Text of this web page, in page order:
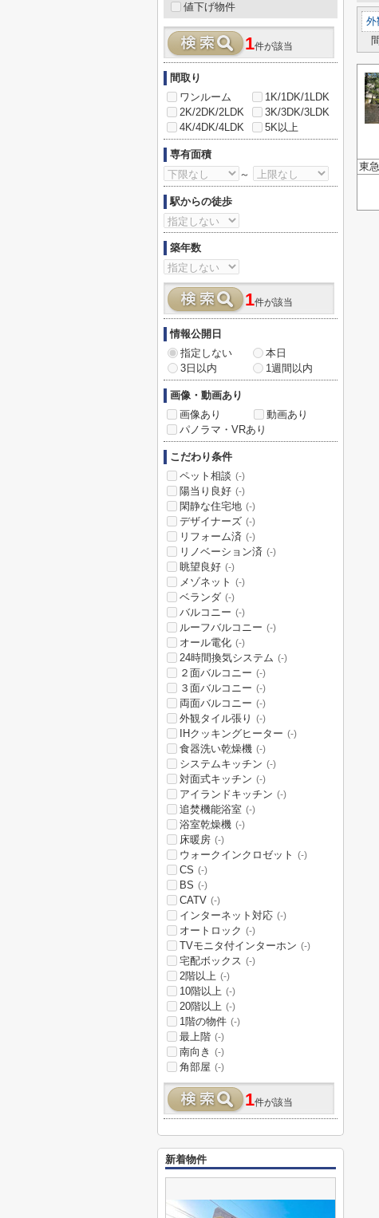
外
東
値下げ物件
1件が該当
間取り
ワンルーム
1K/1DK/1LDK
2K/2DK/2LDK
3K/3DK/3LDK
4K/4DK/4LDK
5K以上
専有面積
～
駅からの徒歩
築年数
1件が該当
情報公開日
指定しない
本日
3日以内
1週間以内
画像・動画あり
画像あり
動画あり
パノラマ・VRあり
こだわり条件
ペット相談 (-)
陽当り良好 (-)
閑静な住宅地 (-)
デザイナーズ (-)
リフォーム済 (-)
リノベーション済 (-)
眺望良好 (-)
メゾネット (-)
ベランダ (-)
バルコニー (-)
ルーフバルコニー (-)
オール電化 (-)
24時間換気システム (-)
２面バルコニー (-)
３面バルコニー (-)
両面バルコニー (-)
外観タイル張り (-)
IHクッキングヒーター (-)
食器洗い乾燥機 (-)
システムキッチン (-)
対面式キッチン (-)
アイランドキッチン (-)
追焚機能浴室 (-)
浴室乾燥機 (-)
床暖房 (-)
ウォークインクロゼット (-)
CS (-)
BS (-)
CATV (-)
インターネット対応 (-)
オートロック (-)
TVモニタ付インターホン (-)
宅配ボックス (-)
2階以上 (-)
10階以上 (-)
20階以上 (-)
1階の物件 (-)
最上階 (-)
南向き (-)
角部屋 (-)
1件が該当
新着物件